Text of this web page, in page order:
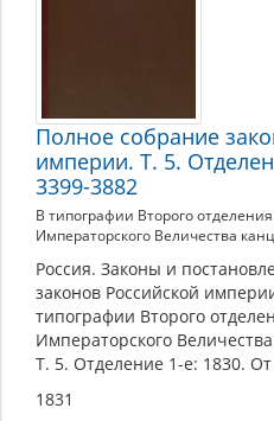
Полное собрание
империи. Т. 5.
3399-3882
В типографии Второго
Императорского Величества
Россия. Законы и
законов Российской
типографии Второго
Императорского
Т. 5. Отделение 1-е: 1830.
1831